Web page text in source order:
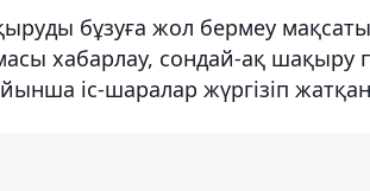
бұзуға жол бермеу
хабарлау, сондай-ақ шақыру
іс-шаралар жүргізіп